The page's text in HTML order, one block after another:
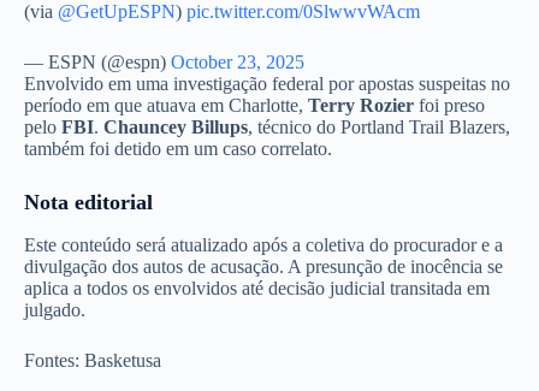
(via @GetUpESPN) pic.twitter.com/0SlwwvWAcm
— ESPN (@espn) October 23, 2025
Envolvido em uma investigação federal por apostas suspeitas no
período em que atuava em Charlotte, Terry Rozier foi preso
pelo FBI. Chauncey Billups, técnico do Portland Trail Blazers,
também foi detido em um caso correlato.
Nota editorial
Este conteúdo será atualizado após a coletiva do procurador e a
divulgação dos autos de acusação. A presunção de inocência se
aplica a todos os envolvidos até decisão judicial transitada em
julgado.
Fontes: Basketusa